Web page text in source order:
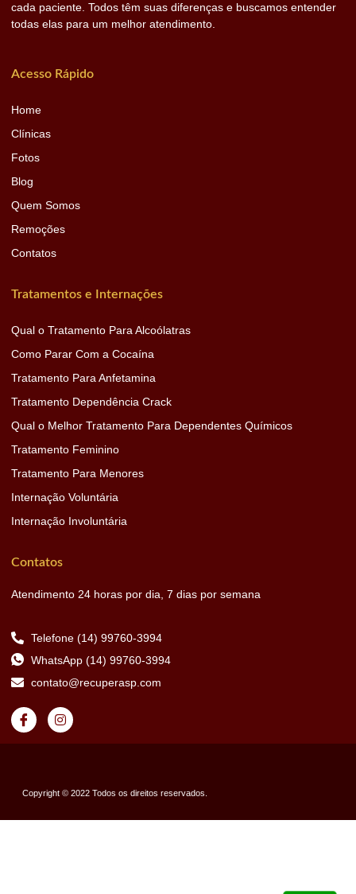
cada paciente. Todos têm suas diferenças e buscamos entender
todas elas para um melhor atendimento.
Acesso Rápido
Home
Clínicas
Fotos
Blog
Quem Somos
Remoções
Contatos
Tratamentos e Internações
Qual o Tratamento Para Alcoólatras
Como Parar Com a Cocaína
Tratamento Para Anfetamina
Tratamento Dependência Crack
Qual o Melhor Tratamento Para Dependentes Químicos
Tratamento Feminino
Tratamento Para Menores
Internação Voluntária
Internação Involuntária
Contatos
Atendimento 24 horas por dia, 7 dias por semana
Telefone (14) 99760-3994
WhatsApp (14) 99760-3994
contato@recuperasp.com
Copyright © 2022 Todos os direitos reservados.